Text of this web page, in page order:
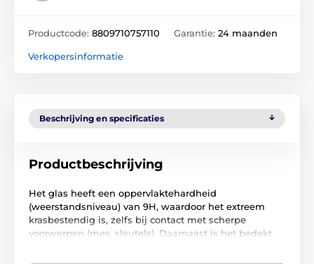
Productcode: 8809710757110 Garantie: 24 maanden
Verkopersinformatie
Beschrijving en specificaties
Productbeschrijving
Het glas heeft een oppervlaktehardheid
(weerstandsniveau) van 9H, waardoor het extreem
krasbestendig is, zelfs bij contact met scherpe
voorwerpen (mes, sleutels). Daarnaast is het bedekt